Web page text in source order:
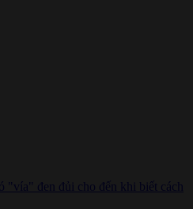
"vía" đen đủi cho đến khi biết cách